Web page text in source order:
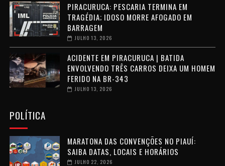
PIRACURUCA: PESCARIA TERMINA EM
TRAGÉDIA; IDOSO MORRE AFOGADO EM
BARRAGEM
JULHO 13, 2026
ACIDENTE EM PIRACURUCA | BATIDA
ENVOLVENDO TRÊS CARROS DEIXA UM HOMEM
FERIDO NA BR-343
JULHO 13, 2026
POLÍTICA
MARATONA DAS CONVENÇÕES NO PIAUÍ:
SAIBA DATAS, LOCAIS E HORÁRIOS
JULHO 22, 2026